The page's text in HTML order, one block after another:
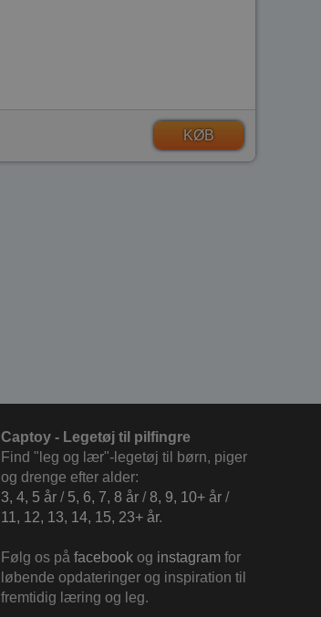
KØB
Captoy - Legetøj til pilfingre
Find "leg og lær"-legetøj til børn, piger
og drenge efter alder:
3, 4, 5 år / 5, 6, 7, 8 år /8, 9, 10+ år /
11, 12, 13, 14, 15, 23+ år.
Følg os på facebook og instagram for
løbende opdateringer og inspiration til
fremtidig læring og leg.